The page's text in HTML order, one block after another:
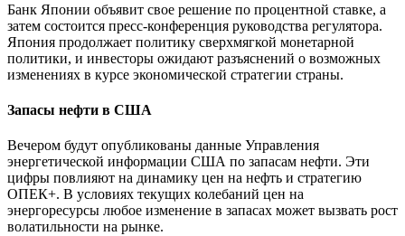
Банк Японии объявит свое решение по процентной ставке, а
затем состоится пресс-конференция руководства регулятора.
Япония продолжает политику сверхмягкой монетарной
политики, и инвесторы ожидают разъяснений о возможных
изменениях в курсе экономической стратегии страны.
Запасы нефти в США
Вечером будут опубликованы данные Управления
энергетической информации США по запасам нефти. Эти
цифры повлияют на динамику цен на нефть и стратегию
ОПЕК+. В условиях текущих колебаний цен на
энергоресурсы любое изменение в запасах может вызвать рост
волатильности на рынке.